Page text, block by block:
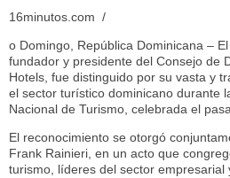
16minutos.com /
o Domingo, República Dominicana –
fundador y presidente del Consejo de
Hotels, fue distinguido por su vasta y
el sector turístico dominicano durante
Nacional de Turismo, celebrada el
El reconocimiento se otorgó
Frank Rainieri, en un acto que
turismo, líderes del sector empresarial